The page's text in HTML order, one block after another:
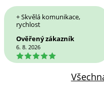
+ Skvělá komunikace,
rychlost
Ověřený zákazník
6. 8. 2026
5